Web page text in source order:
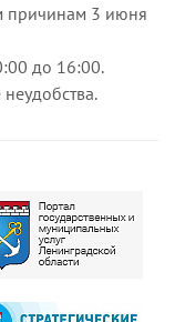
причинам 3 июня
до 16:00.